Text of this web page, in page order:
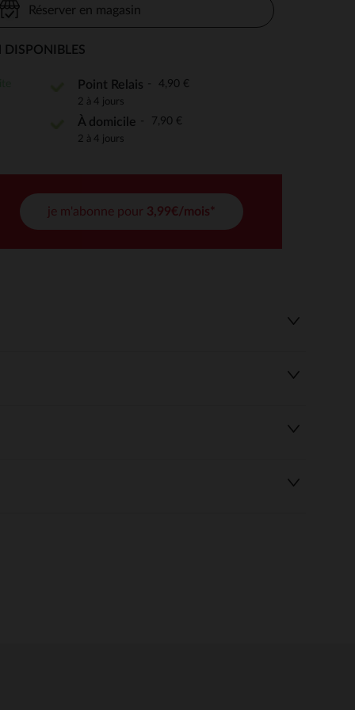
de confidentialité, en garantissant la conformité avec
Réserver en magasin
Point Relais 4,90 €
2 à 4 jours
À domicile 7,90 €
2 à 4 jours
je m'abonne pour 3,99€/mois*